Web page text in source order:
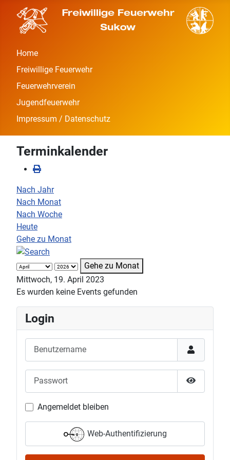
Home
Freiwillige Feuerwehr
Feuerwehrverein
Jugendfeuerwehr
Impressum / Datenschutz
Terminkalender
Nach Jahr
Nach Monat
Nach Woche
Heute
Gehe zu Monat
Gehe zu Monat
Mittwoch, 19. April 2023
Es wurden keine Events gefunden
Login
Passwort
Passwort
Angemeldet bleiben
Web-Authentifizierung